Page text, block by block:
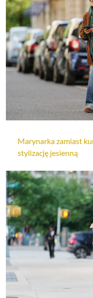
Marynarka zamiast
stylizację jesienną